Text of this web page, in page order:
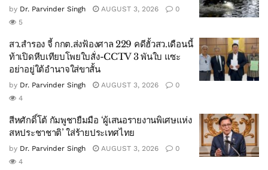
by Dr. Parvinder Singh AUGUST 3, 2026
0
5
สว.สำรอง จี้ กกต.ส่งฟ้องศาล 229 คดีฮั้วสว.เดือนนี้
ท้าเปิดหีบเทียบโพยใบสั่ง-CCTV 3 พันใบ แซะ
อย่าอยู่ใต้อำนาจใส่ขาสั้น
by Dr. Parvinder Singh AUGUST 3, 2026
0
4
สีหศักดิ์โต้ กัมพูชายืมมือ ‘ผู้เสนอรายงานพิเศษแห่ง
สหประชาชาติ’ ใส่ร้ายประเทศไทย
by Dr. Parvinder Singh AUGUST 3, 2026
0
4